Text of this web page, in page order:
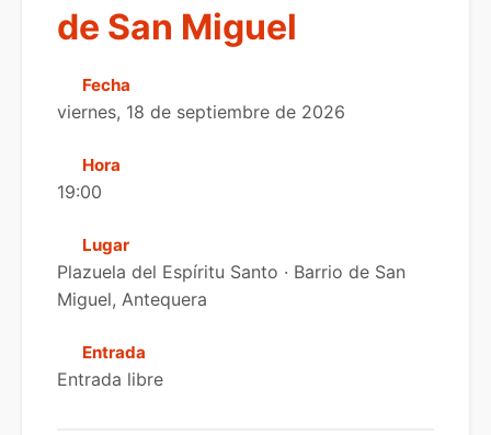
de San Miguel
Fecha
viernes, 18 de septiembre de 2026
Hora
19:00
Lugar
Plazuela del Espíritu Santo · Barrio de San
Miguel, Antequera
Entrada
Entrada libre